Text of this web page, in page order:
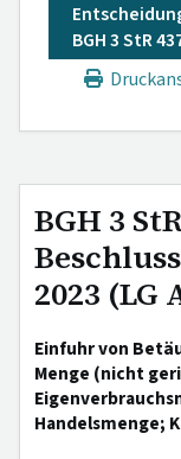
BGH 3 StR
BGH 3
2023 (LG
Einfuhr von
Menge (nicht
Handelsmenge;